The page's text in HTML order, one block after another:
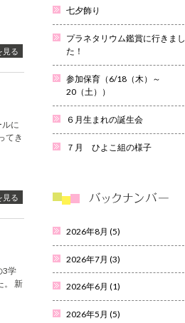
見る
に
てき
見る
3学
。 新
七夕飾り
プラネタリウム鑑賞に行きまし
た！
参加保育（6/18（木）～
20（土））
６月生まれの誕生会
７月 ひよこ組の様子
2026年8月 (5)
2026年7月 (3)
2026年6月 (1)
2026年5月 (5)